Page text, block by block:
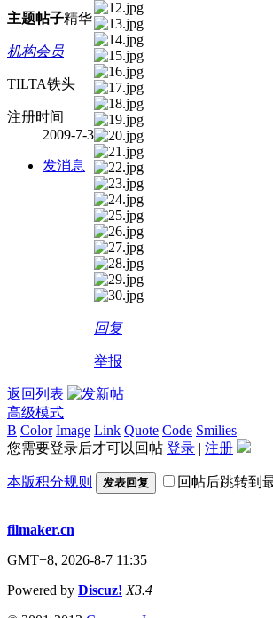
主题帖子精华
机构会员
TILTA铁头
注册时间
2009-7-3
发消息
回复
举报
返回列表
高级模式
B Color Image Link Quote Code Smilies
您需要登录后才可以回帖 登录 | 注册
本版积分规则 发表回复 回帖后跳转到
filmaker.cn
GMT+8, 2026-8-7 11:35
Powered by Discuz! X3.4